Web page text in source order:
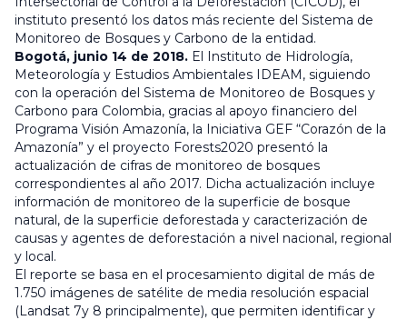
instituto presentó los datos más reciente del Sistema de
Monitoreo de Bosques y Carbono de la entidad.
Bogotá, junio 14 de 2018. El Instituto de Hidrología,
Meteorología y Estudios Ambientales IDEAM, siguiendo
con la operación del Sistema de Monitoreo de Bosques y
Carbono para Colombia, gracias al apoyo financiero del
Programa Visión Amazonía, la Iniciativa GEF “Corazón de la
Amazonía” y el proyecto Forests2020 presentó la
actualización de cifras de monitoreo de bosques
correspondientes al año 2017. Dicha actualización incluye
información de monitoreo de la superficie de bosque
natural, de la superficie deforestada y caracterización de
causas y agentes de deforestación a nivel nacional, regional
y local.
El reporte se basa en el procesamiento digital de más de
1.750 imágenes de satélite de media resolución espacial
(Landsat 7y 8 principalmente), que permiten identificar y